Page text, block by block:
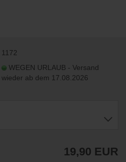
1172
WEGEN URLAUB - Versand
wieder ab dem 17.08.2026
19,90 EUR